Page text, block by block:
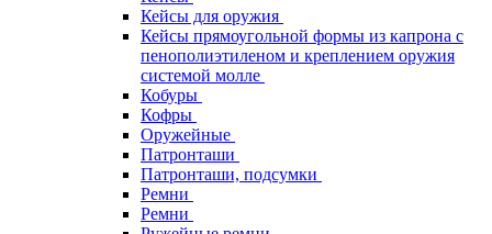
Кейсы для оружия
Кейсы прямоугольной формы из капрона с
пенополиэтиленом и креплением оружия
системой молле
Кобуры
Кофры
Оружейные
Патронташи
Патронташи, подсумки
Ремни
Ремни